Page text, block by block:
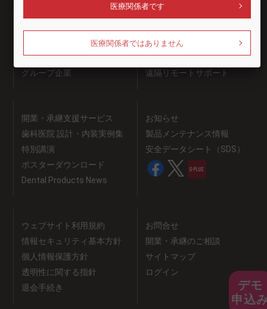
デモ
申込
採用情報
グループ企業
セミナー情報
お客様サポート
遠隔リモートサポート
開業・承継支援サービス
歯科医院 設計・内装実例集
特別講演
ポスターダウンロード
Dental Products News
お知らせ
製品メンテナンス情報
安全データシート（SDS）
ウェブサイト利用規約
情報セキュリティ基本方針
個人情報保護方針
透明性に関する指針
退会手続き
お問合せ
開業・承継のご相談
サイトマップ
ログイン
医療関係者です
医療関係者ではありません